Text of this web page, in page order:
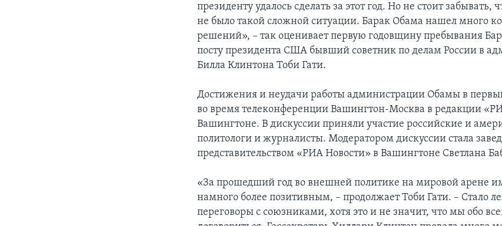
президенту удалось сделать за этот год. Но не стоит забывать,
не было такой сложной ситуации. Барак Обама нашел много
решений», – так оценивает первую годовщину пребывания
посту президента США бывший советник по делам России в
Билла Клинтона Тоби Гати.
Достижения и неудачи работы администрации Обамы в
во время телеконференции Вашингтон-Москва в редакции
Вашингтоне. В дискуссии приняли участие российские и
политологи и журналисты. Модератором дискуссии стала
представительством «РИА Новости» в Вашингтоне Светлана
«За прошедший год во внешней политике на мировой арене
намного более позитивным, – продолжает Тоби Гати. – Стало
переговоры с союзниками, хотя это и не значит, что мы обо